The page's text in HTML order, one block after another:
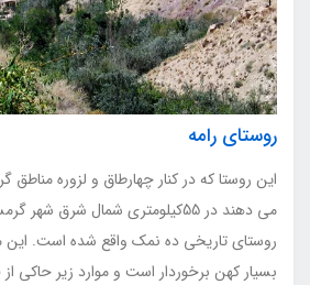
روستای رامه
این روستا که در کنار چهارطاق و لزوره مناطق
روستای تاریخی ده نمک واقع شده است. این
بسیار کهن برخوردار است و موارد زیر حاکی